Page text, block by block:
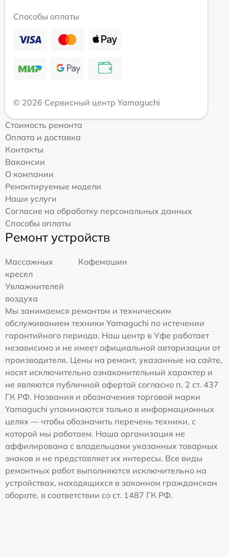
Способы оплаты
© 2026 Сервисный центр Yamaguchi
Стоимость ремонта
Оплата и доставка
Контакты
Вакансии
О компании
Ремонтируемые модели
Наши услуги
Согласие на обработку персональных данных
Способы оплаты
Ремонт устройств
Массажных
кресел
Кофемашин
Увлажнителей
воздуха
Мы занимаемся ремонтом и техническим
обслуживанием техники Yamaguchi по истечении
гарантийного периода. Наш центр в Уфе работает
независимо и не имеет официальной авторизации от
производителя. Цены на ремонт, указанные на сайте,
носят исключительно ознакомительный характер и
не являются публичной офертой согласно п. 2 ст. 437
ГК РФ. Названия и обозначения торговой марки
Yamaguchi упоминаются только в информационных
целях — чтобы обозначить перечень техники, с
которой мы работаем. Наша организация не
аффилирована с владельцами указанных товарных
знаков и не представляет их интересы. Все виды
ремонтных работ выполняются исключительно на
устройствах, находящихся в законном гражданском
обороте, в соответствии со ст. 1487 ГК РФ.